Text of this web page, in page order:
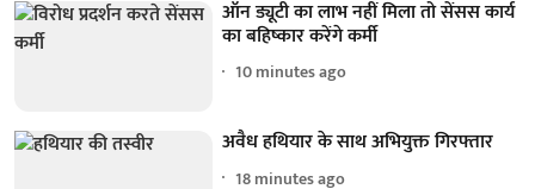
ऑन ड्यूटी का लाभ नहीं मिला तो सेंसस कार्य
का बहिष्कार करेंगे कर्मी
10 minutes ago
अवैध हथियार के साथ अभियुक्त गिरफ्तार
18 minutes ago